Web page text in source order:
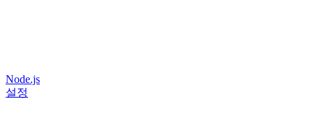
Node.js
설정